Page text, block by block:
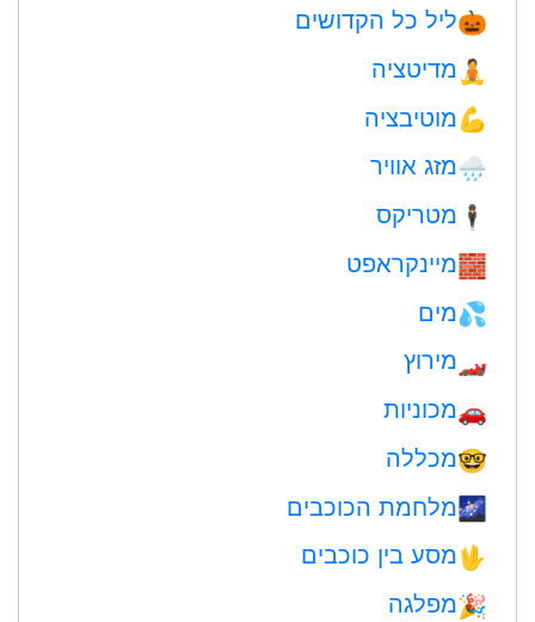
🎃ליל כל הקדושים
🧘 מדיטציה
💪מוטיבציה
🌧מזג אוויר
🕴️ מטריקס
🧱מיינקראפט
💦מים
🏎 מירוץ
🚗מכוניות
🤓מכללה
🌌מלחמת הכוכבים
🖖מסע בין כוכבים
🎉מפלגה